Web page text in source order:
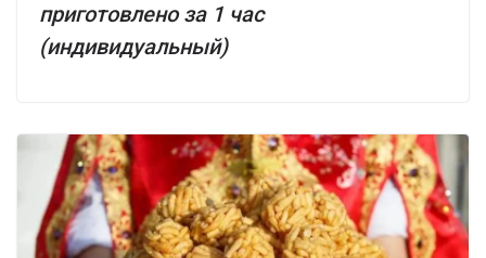
приготовлено за 1 час
(индивидуальный)